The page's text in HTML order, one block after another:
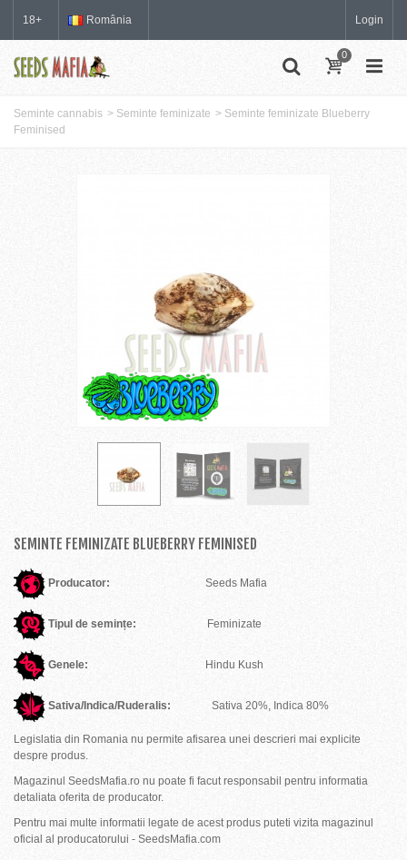
18+ România Login
0
Seminte cannabis > Seminte feminizate > Seminte feminizate Blueberry
Feminised
SEMINTE FEMINIZATE BLUEBERRY FEMINISED
Producator: Seeds Mafia
Tipul de semințe: Feminizate
Genele: Hindu Kush
Sativa/Indica/Ruderalis: Sativa 20%, Indica 80%
Legislatia din Romania nu permite afisarea unei descrieri mai explicite
despre produs.
Magazinul SeedsMafia.ro nu poate fi facut responsabil pentru informatia
detaliata oferita de producator.
Pentru mai multe informatii legate de acest produs puteti vizita magazinul
oficial al producatorului - SeedsMafia.com